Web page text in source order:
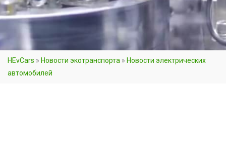
HEvCars » Новости экотранспорта » Новости электрических
автомобилей